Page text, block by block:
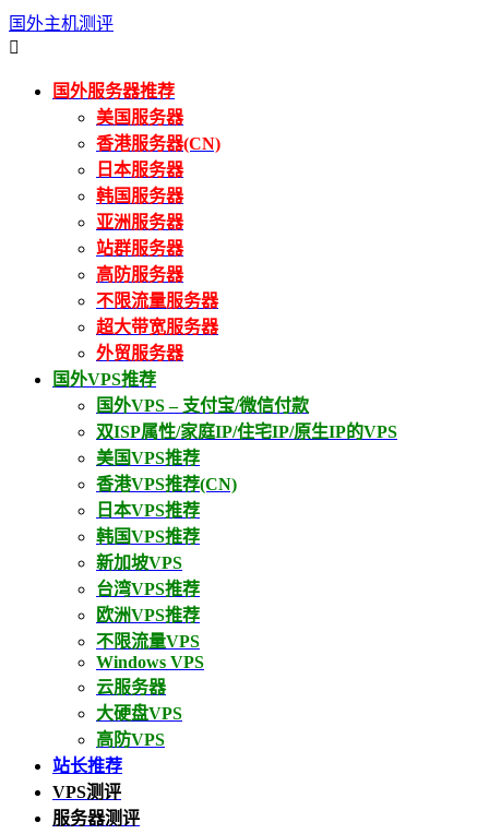
国外主机测评

国外服务器推荐
美国服务器
香港服务器(CN)
日本服务器
韩国服务器
亚洲服务器
站群服务器
高防服务器
不限流量服务器
超大带宽服务器
外贸服务器
国外VPS推荐
国外VPS – 支付宝/微信付款
双ISP属性/家庭IP/住宅IP/原生IP的VPS
美国VPS推荐
香港VPS推荐(CN)
日本VPS推荐
韩国VPS推荐
新加坡VPS
台湾VPS推荐
欧洲VPS推荐
不限流量VPS
Windows VPS
云服务器
大硬盘VPS
高防VPS
站长推荐
VPS测评
服务器测评